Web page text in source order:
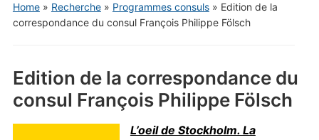
Home» Recherche» Programmes consuls» Edition de la
correspondance du consul François Philippe Fölsch
Edition de la correspondance du
consul François Philippe Fölsch
L’oeil de Stockholm. La